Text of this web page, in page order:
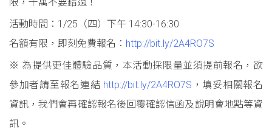
活動時間：1/25（四）下午 14:30-16:30
名額有限，即刻免費報名： http://bit.ly/2A4RO7S
※ 為提供更佳體驗品質，本活動採限量並須提前報名，欲
參加者請至報名連結 http://bit.ly/2A4RO7S ，填妥相關報名
資訊，我們會再確認報名後回覆確認信函及說明會地點等資
訊。